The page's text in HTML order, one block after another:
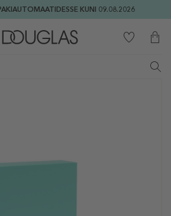
KUNI 09.08.2026